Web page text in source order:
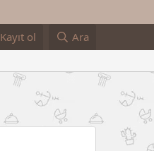
Kayıt ol Ara